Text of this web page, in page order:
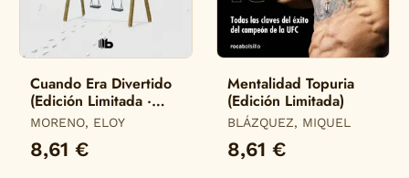
Cuando Era Divertido
(Edición Limitada ·
Verano)
MORENO, ELOY
8,61 €
Mentalidad Topuria
(Edición Limitada)
BLÁZQUEZ, MIQUEL
8,61 €